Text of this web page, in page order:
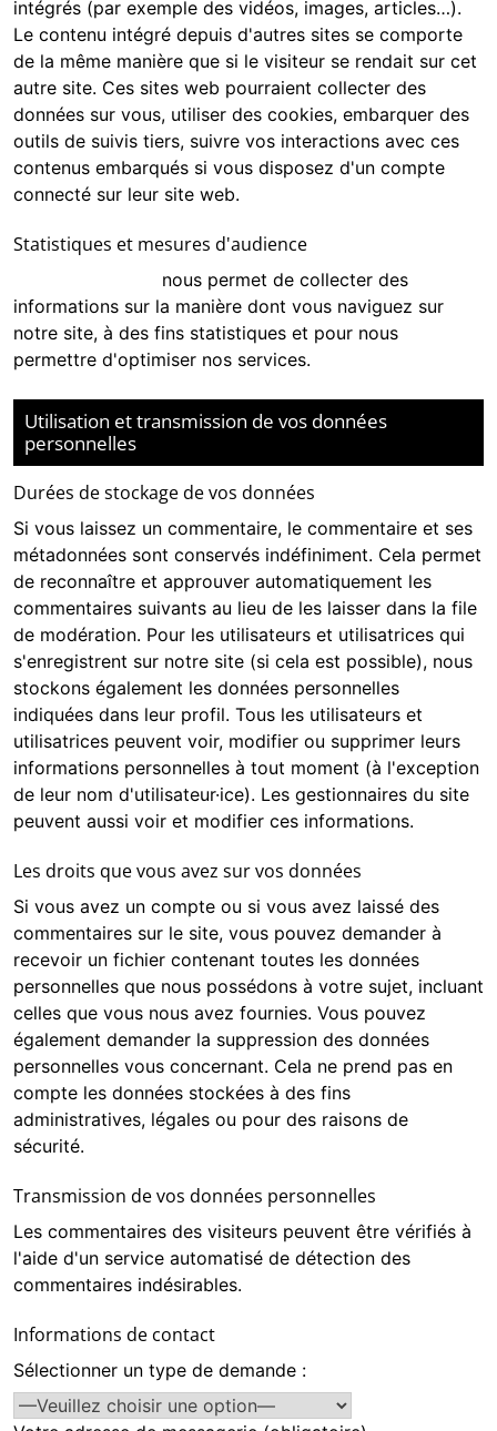
intégrés (par exemple des vidéos, images, articles…).
Le contenu intégré depuis d'autres sites se comporte
de la même manière que si le visiteur se rendait sur cet
autre site. Ces sites web pourraient collecter des
données sur vous, utiliser des cookies, embarquer des
outils de suivis tiers, suivre vos interactions avec ces
contenus embarqués si vous disposez d'un compte
connecté sur leur site web.
Statistiques et mesures d'audience
nous permet de collecter des
informations sur la manière dont vous naviguez sur
notre site, à des fins statistiques et pour nous
permettre d'optimiser nos services.
Utilisation et transmission de vos données
personnelles
Durées de stockage de vos données
Si vous laissez un commentaire, le commentaire et ses
métadonnées sont conservés indéfiniment. Cela permet
de reconnaître et approuver automatiquement les
commentaires suivants au lieu de les laisser dans la file
de modération. Pour les utilisateurs et utilisatrices qui
s'enregistrent sur notre site (si cela est possible), nous
stockons également les données personnelles
indiquées dans leur profil. Tous les utilisateurs et
utilisatrices peuvent voir, modifier ou supprimer leurs
informations personnelles à tout moment (à l'exception
de leur nom d'utilisateur·ice). Les gestionnaires du site
peuvent aussi voir et modifier ces informations.
Les droits que vous avez sur vos données
Si vous avez un compte ou si vous avez laissé des
commentaires sur le site, vous pouvez demander à
recevoir un fichier contenant toutes les données
personnelles que nous possédons à votre sujet, incluant
celles que vous nous avez fournies. Vous pouvez
également demander la suppression des données
personnelles vous concernant. Cela ne prend pas en
compte les données stockées à des fins
administratives, légales ou pour des raisons de
sécurité.
Transmission de vos données personnelles
Les commentaires des visiteurs peuvent être vérifiés à
l'aide d'un service automatisé de détection des
commentaires indésirables.
Informations de contact
Sélectionner un type de demande :